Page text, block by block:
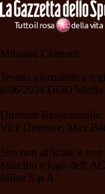
Milanisti Channel
Testata giornalistica
6/06/2024 DDD Media
Direttore
Vice Direttore: Max
Sito non ufficiale e non
Marchio e logo dell'
Milan S.p.A.